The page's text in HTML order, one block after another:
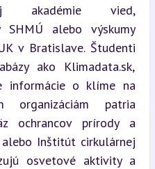
akadémie vied,
SHMÚ alebo výskumy
v Bratislave. Študenti
ako Klimadata.sk,
informácie o klíme na
organizáciám patria
ochrancov prírody a
Inštitút cirkulárnej
osvetové aktivity a